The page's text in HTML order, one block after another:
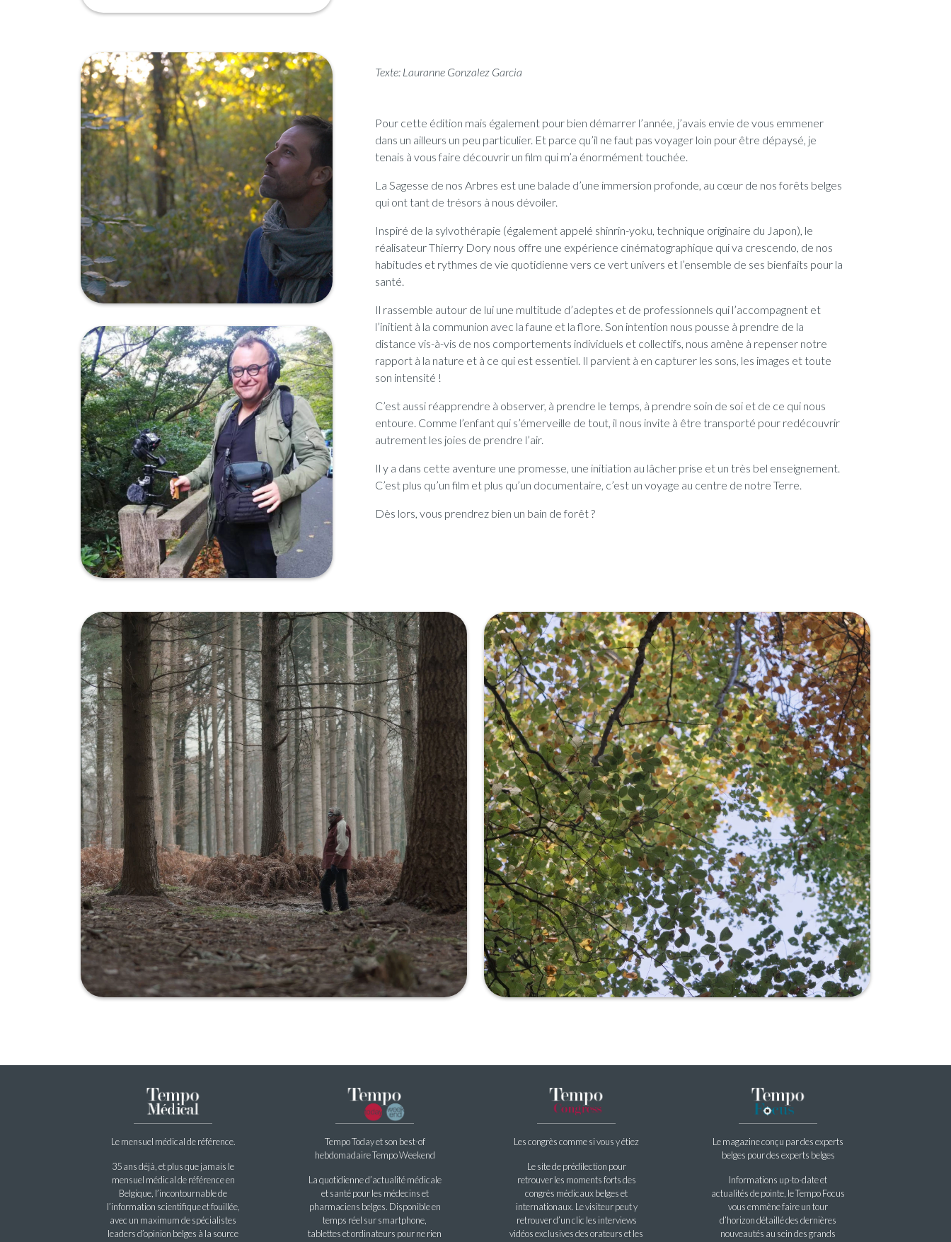
Texte: Lauranne Gonzalez Garcia
Pour cette édition mais également pour bien démarrer l’année, j’avais envie de vous emmener
dans un ailleurs un peu particulier. Et parce qu’il ne faut pas voyager loin pour être dépaysé, je
tenais à vous faire découvrir un film qui m’a énormément touchée.
La Sagesse de nos Arbres est une balade d’une immersion profonde, au cœur de nos forêts belges
qui ont tant de trésors à nous dévoiler.
Inspiré de la sylvothérapie (également appelé shinrin-yoku, technique originaire du Japon), le
réalisateur Thierry Dory nous offre une expérience cinématographique qui va crescendo, de nos
habitudes et rythmes de vie quotidienne vers ce vert univers et l’ensemble de ses bienfaits pour la
santé.
Il rassemble autour de lui une multitude d’adeptes et de professionnels qui l’accompagnent et
l’initient à la communion avec la faune et la flore. Son intention nous pousse à prendre de la
distance vis-à-vis de nos comportements individuels et collectifs, nous amène à repenser notre
rapport à la nature et à ce qui est essentiel. Il parvient à en capturer les sons, les images et toute
son intensité !
C’est aussi réapprendre à observer, à prendre le temps, à prendre soin de soi et de ce qui nous
entoure. Comme l’enfant qui s’émerveille de tout, il nous invite à être transporté pour redécouvrir
autrement les joies de prendre l’air.
Il y a dans cette aventure une promesse, une initiation au lâcher prise et un très bel enseignement.
C’est plus qu’un film et plus qu’un documentaire, c’est un voyage au centre de notre Terre.
Dès lors, vous prendrez bien un bain de forêt ?
Le mensuel médical de référence.
35 ans déjà, et plus que jamais le
mensuel médical de référence en
Belgique, l’incontournable de
l’information scientifique et fouillée,
avec un maximum de spécialistes
leaders d’opinion belges à la source
Tempo Today et son best-of
hebdomadaire Tempo Weekend
La quotidienne d’actualité médicale
et santé pour les médecins et
pharmaciens belges. Disponible en
temps réel sur smartphone,
tablettes et ordinateurs pour ne rien
Les congrès comme si vous y étiez
Le site de prédilection pour
retrouver les moments forts des
congrès médicaux belges et
internationaux. Le visiteur peut y
retrouver d’un clic les interviews
vidéos exclusives des orateurs et les
Le magazine conçu par des experts
belges pour des experts belges
Informations up-to-date et
actualités de pointe, le Tempo Focus
vous emmène faire un tour
d’horizon détaillé des dernières
nouveautés au sein des grands